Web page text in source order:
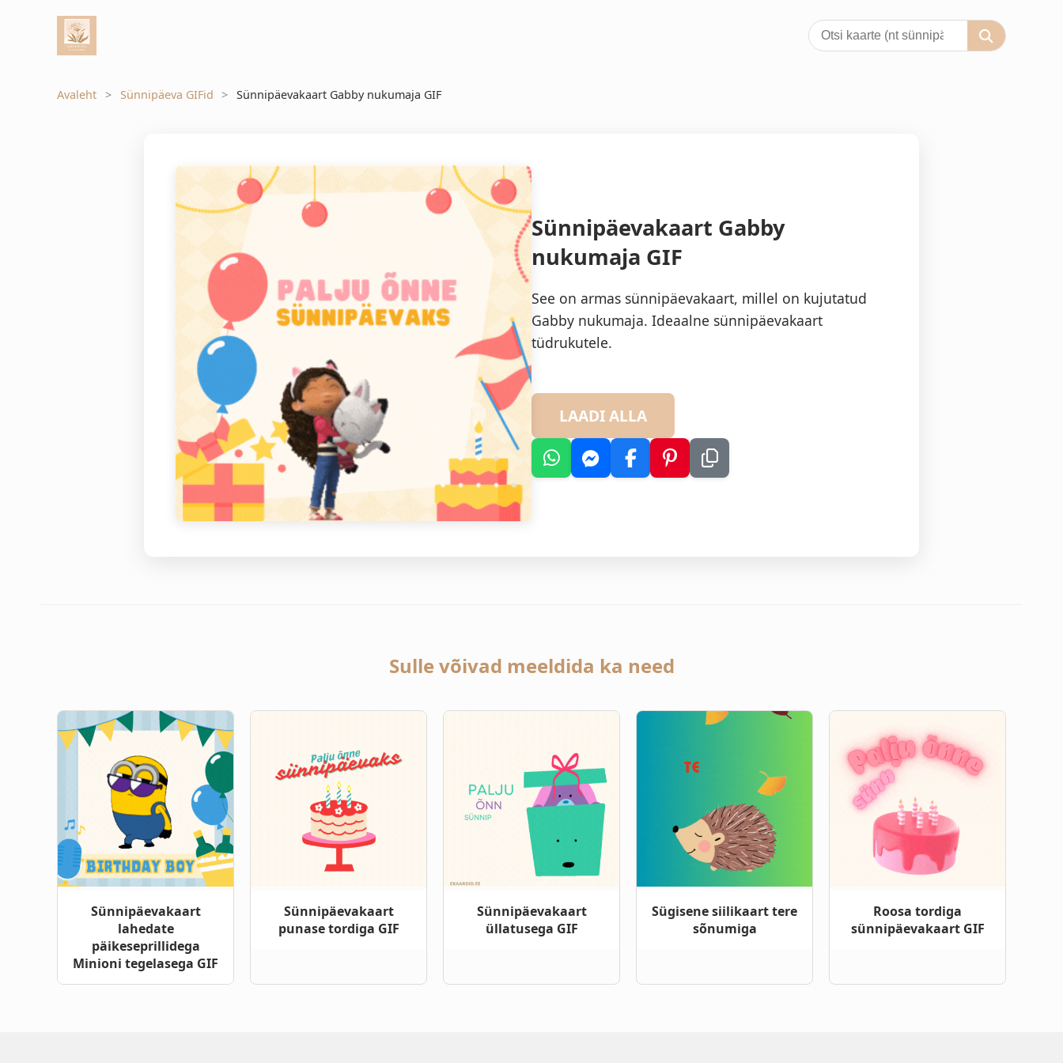
Avaleht Sünnipäeva GIFid Sünnipäevakaart Gabby nukumaja GIF
Sünnipäevakaart Gabby
nukumaja GIF
See on armas sünnipäevakaart, millel on kujutatud
Gabby nukumaja. Ideaalne sünnipäevakaart
tüdrukutele.
LAADI ALLA
Sulle võivad meeldida ka need
Sünnipäevakaart
lahedate
päikeseprillidega
Minioni tegelasega GIF
Sünnipäevakaart
punase tordiga GIF
Sünnipäevakaart
üllatusega GIF
Sügisene siilikaart tere
sõnumiga
Roosa tordiga
sünnipäevakaart GIF